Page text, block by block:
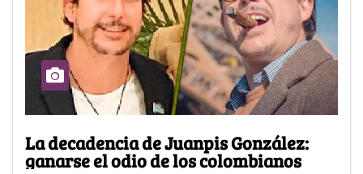
La decadencia de Juanpis González:
ganarse el odio de los colombianos